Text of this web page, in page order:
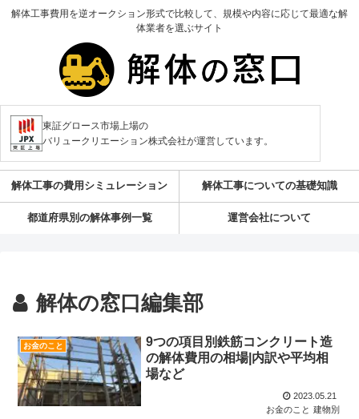
解体工事費用を逆オークション形式で比較して、規模や内容に応じて最適な解
体業者を選ぶサイト
東証グロース市場上場の
バリュークリエーション株式会社が運営しています。
解体工事の費用シミュレーション 解体工事についての基礎知識
都道府県別の解体事例一覧 運営会社について
解体の窓口編集部
お金のこと
9つの項目別鉄筋コンクリート造
の解体費用の相場|内訳や平均相
場など
2023.05.21
お金のこと 建物別